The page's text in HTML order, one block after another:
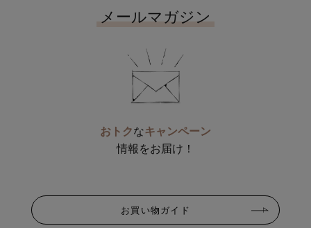
メールマガジン
おトクなキャンペーン
情報をお届け！
お買い物ガイド